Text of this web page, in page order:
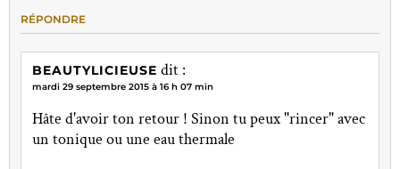
RÉPONDRE
BEAUTYLICIEUSE dit :
mardi 29 septembre 2015 à 16 h 07 min
Hâte d'avoir ton retour ! Sinon tu peux "rincer" avec
un tonique ou une eau thermale